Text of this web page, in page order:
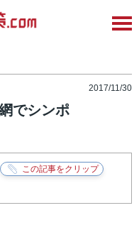
2017/11/30
でシンポ